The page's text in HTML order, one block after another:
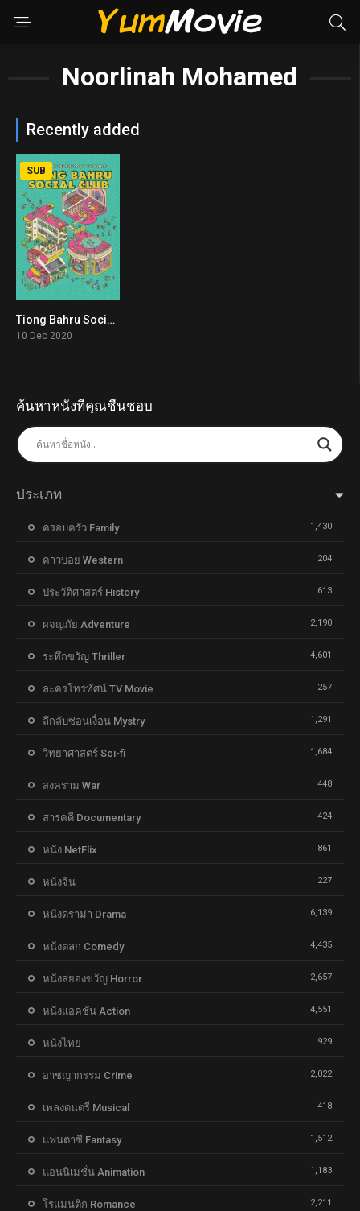
Noorlinah Mohamed
Recently added
6.6
SUB
Tiong Bahru Social Club (2020)
10 Dec 2020
ค้นหาหนังที่คุณชื่นชอบ
ประเภท
ครอบครัว Family 1,430
คาวบอย Western 204
ประวัติศาสตร์ History 613
ผจญภัย Adventure 2,190
ระทึกขวัญ Thriller 4,601
ละครโทรทัศน์ TV Movie 257
ลึกลับซ่อนเงื่อน Mystry 1,291
วิทยาศาสตร์ Sci-fi 1,684
สงคราม War 448
สารคดี Documentary 424
หนัง NetFlix 861
หนังจีน 227
หนังดราม่า Drama 6,139
หนังตลก Comedy 4,435
หนังสยองขวัญ Horror 2,657
หนังแอคชั่น Action 4,551
หนังไทย 929
อาชญากรรม Crime 2,022
เพลงดนตรี Musical 418
แฟนตาซี Fantasy 1,512
แอนนิเมชั่น Animation 1,183
โรแมนติก Romance 2,211